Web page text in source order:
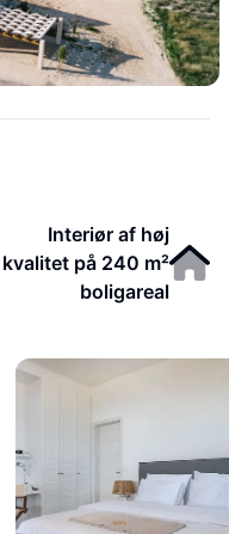
Interiør af høj
kvalitet på 240 m²
boligareal